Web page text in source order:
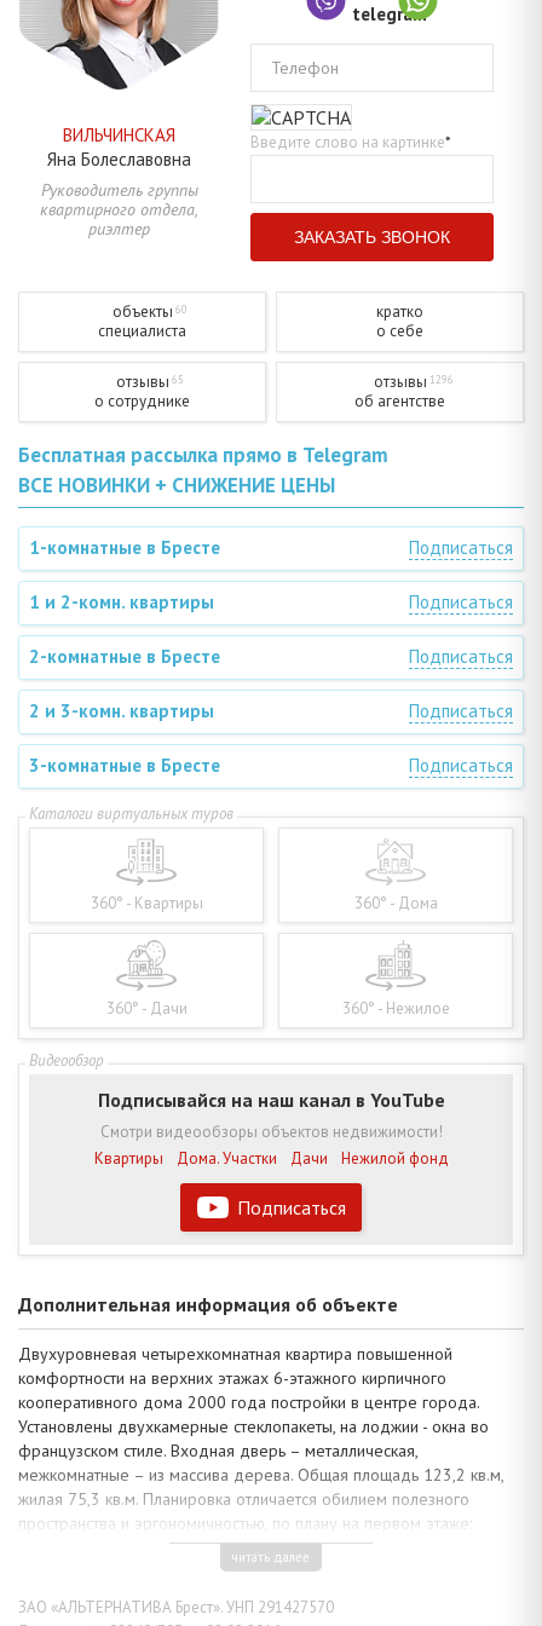
ВИЛЬЧИНСКАЯ
Яна Болеславовна
Руководитель группы
квартирного отдела,
риэлтер
Телефон
Введите слово на картинке*
объекты 60
специалиста
кратко
о себе
отзывы 65
о сотруднике
отзывы 1296
об агентстве
Бесплатная рассылка прямо в Telegram
ВСЕ НОВИНКИ + СНИЖЕНИЕ ЦЕНЫ
1-комнатные в Бресте Подписаться
1 и 2-комн. квартиры Подписаться
2-комнатные в Бресте Подписаться
2 и 3-комн. квартиры Подписаться
3-комнатные в Бресте Подписаться
360° - Квартиры 360° - Дома
360° - Дачи 360° - Нежилое
Подписаться
Подписывайся на наш канал в YouTube
Смотри видеообзоры объектов недвижимости!
Квартиры
Дома. Участки Дачи Нежилой фонд
Дополнительная информация об объекте
Двухуровневая четырехкомнатная квартира повышенной
комфортности на верхних этажах 6-этажного кирпичного
кооперативного дома 2000 года постройки в центре города.
Установлены двухкамерные стеклопакеты, на лоджии - окна во
французском стиле. Входная дверь – металлическая,
межкомнатные – из массива дерева. Общая площадь 123,2 кв.м,
жилая 75,3 кв.м. Планировка отличается обилием полезного
пространства и эргономичностью, по плану на первом этаже:
изолированная спальня, гостиная 22,6 кв.м. с застекленной
лоджией, кухня 11,6 кв.м. объединена с лоджией; на втором
уровне – две просторные жилые комнаты и второй свет. В
квартире две гардеробные и два санузла, есть подвал.
читать далее
ЗАО «АЛЬТЕРНАТИВА Брест». УНП 291427570